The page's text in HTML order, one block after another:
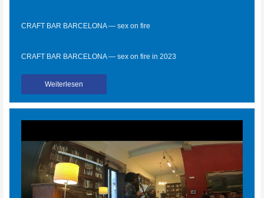
CRAFT BAR BARCELONA — sex on fire
CRAFT BAR BARCELONA — sex on fire in 2023
Weiterlesen